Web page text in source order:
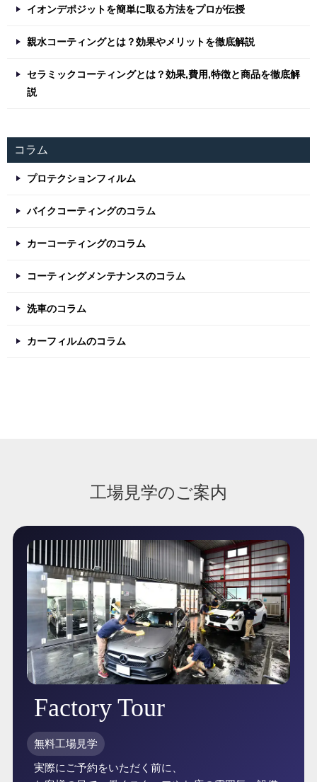
イオンデポジットを簡単に取る方法をプロが伝授
親水コーティングとは？効果やメリットを徹底解説
セラミックコーティングとは？効果,費用,特徴と商品を徹底解
説
コラム
プロテクションフィルム
バイクコーティングのコラム
カーコーティングのコラム
コーティングメンテナンスのコラム
洗車のコラム
カーフィルムのコラム
工場見学のご案内
Factory Tour
無料工場見学
実際にご予約をいただく前に、